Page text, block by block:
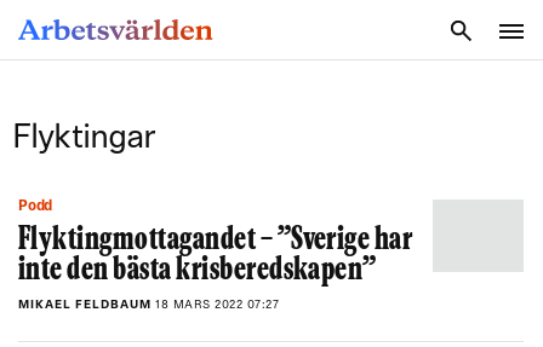
Flyktingar
Podd
Flyktingmottagandet − ”Sverige har
inte den bästa krisberedskapen”
MIKAEL FELDBAUM 18 MARS 2022 07:27